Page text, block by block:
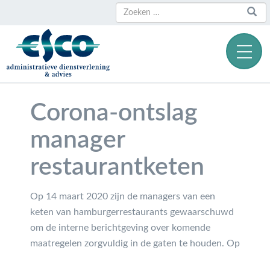
Zoeken
Zoeken
naar:
Corona-ontslag
manager
restaurantketen
Op 14 maart 2020 zijn de managers van een
keten van hamburgerrestaurants gewaarschuwd
om de interne berichtgeving over komende
maatregelen zorgvuldig in de gaten te houden. Op